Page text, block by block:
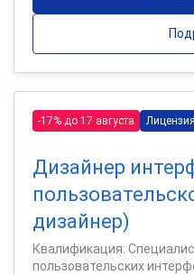
-17% до 17 августа Лицензия
Дизайнер
дизайнер)
Квалификация:
пользовательских